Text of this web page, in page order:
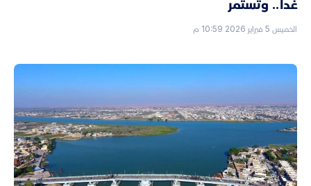
غداً.. وتستمر
الخميس 5 فبراير 2026 10:59 م